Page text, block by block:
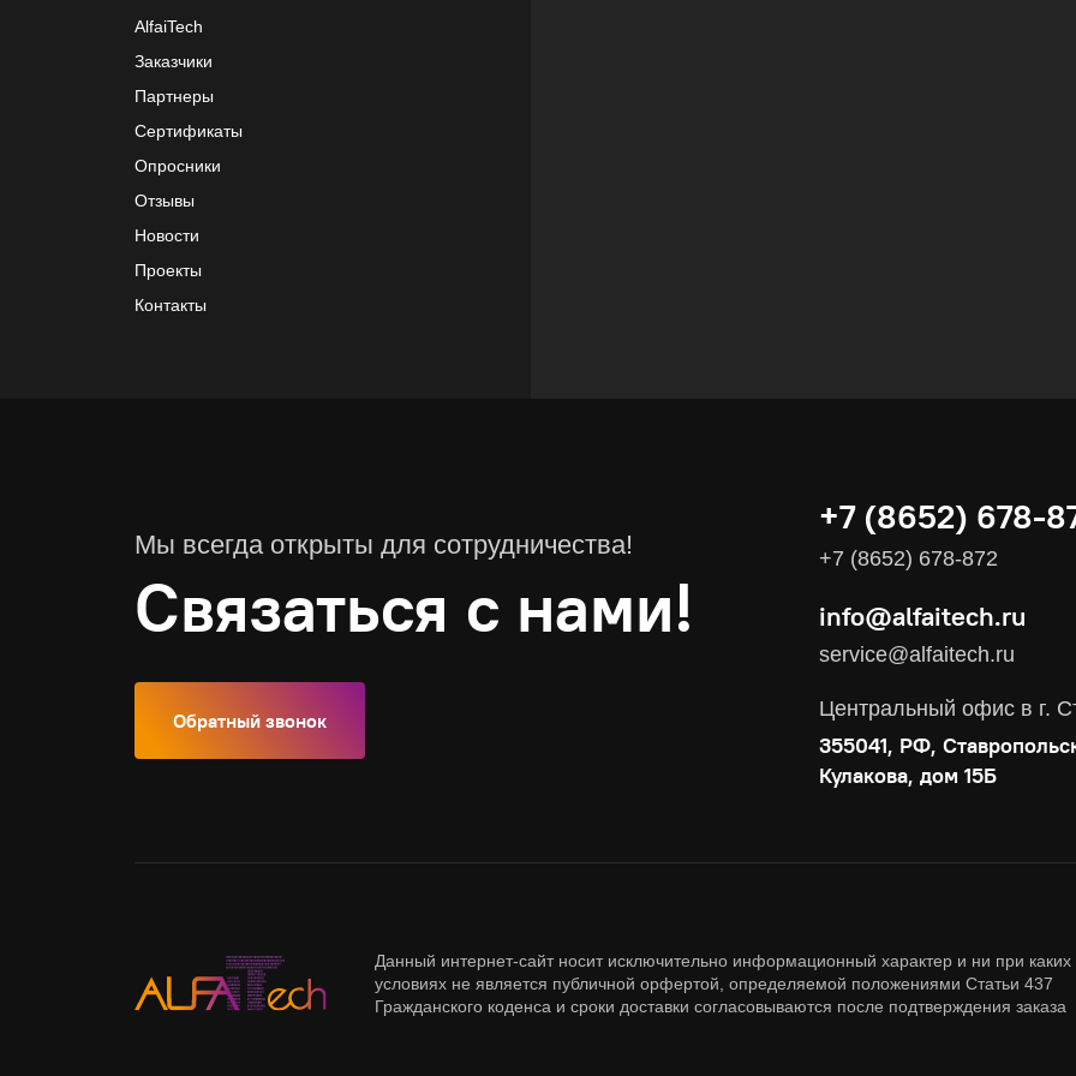
AlfaiTech
Заказчики
Партнеры
Сертификаты
Опросники
Отзывы
Новости
Проекты
Контакты
Видеоконференцсвязь
Поставка продуктов для резервного копирования данных
Соответствие требованиям и стандартам
Контроль действий пользователей
Мы всегда открыты для сотрудничества!
Связаться с нами!
Обратный звонок
+7 (8652) 678-
+7 (8652) 678-872
info@alfaitech.ru
service@alfaitech.ru
Центральный офис в г.
355041, РФ,
Кулакова, дом 15Б
Данный интернет-сайт носит исключительно информационный характер и ни при каких
условиях не является публичной орфертой, определяемой положениями Статьи 437
Гражданского коденса и сроки доставки согласовываются после подтверждения заказа